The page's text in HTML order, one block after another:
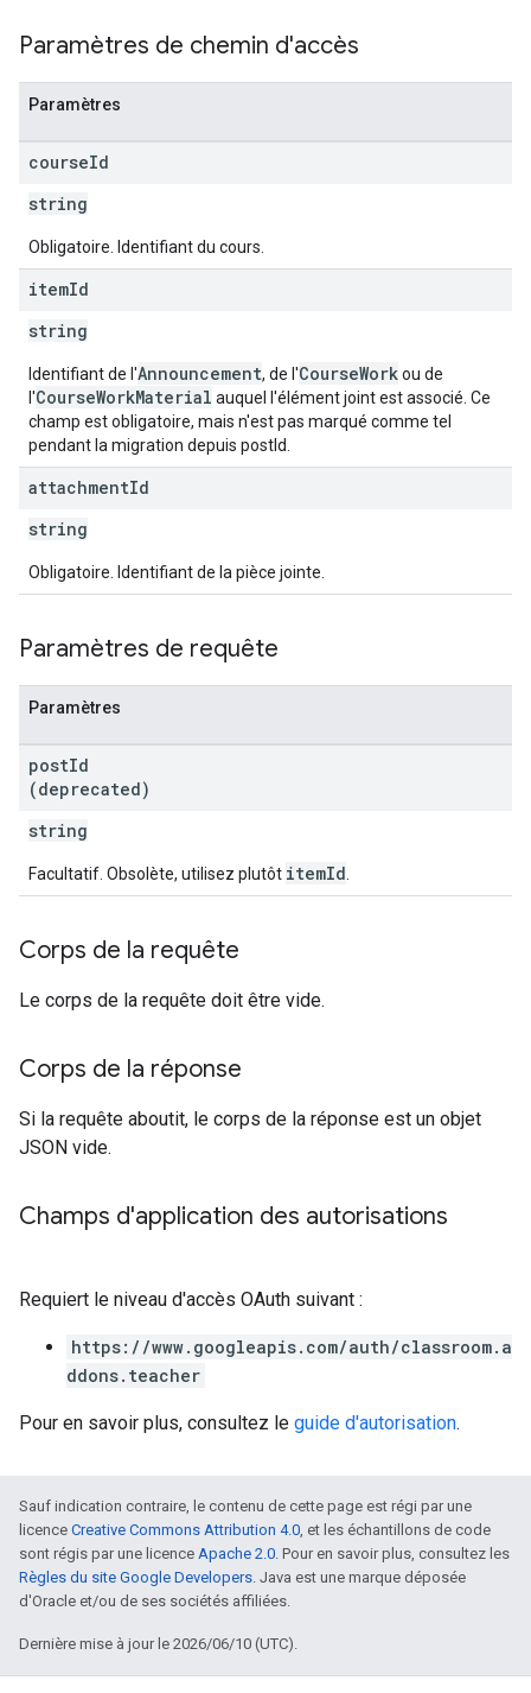
Paramètres de chemin d'accès
Paramètres
courseId
string
Obligatoire. Identifiant du cours.
itemId
string
Identifiant de l'Announcement, de l'CourseWorkou de
l'CourseWorkMaterial auquel l'élément joint est associé. Ce
champ est obligatoire, mais n'est pas marqué comme tel
pendant la migration depuis postId.
attachmentId
string
Obligatoire. Identifiant de la pièce jointe.
Paramètres de requête
Paramètres
postId
(deprecated)
string
Facultatif. Obsolète, utilisez plutôt itemId
Corps de la requête
Le corps de la requête doit être vide.
Corps de la réponse
Si la requête aboutit, le corps de la réponse est un objet
JSON vide.
Champs d'application des autorisations
Requiert le niveau d'accès OAuth suivant :
https://www.googleapis.com/auth/classroom.a
ddons.teacher
Pour en savoir plus, consultez le guide d'autorisation.
Sauf indication contraire, le contenu de cette page est régi par une
licence Creative Commons Attribution 4.0, et les échantillons de code
sont régis par une licence Apache 2.0. Pour en savoir plus, consultez les
Règles du site Google Developers. Java est une marque déposée
d'Oracle et/ou de ses sociétés affiliées.
Dernière mise à jour le 2026/06/10 (UTC).